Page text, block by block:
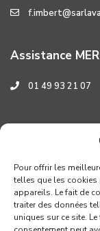
Pour offrir les
telles que les cookies
appareils. Le fait de
traiter des données
uniques sur ce site.
Assistance
01 49 93 21 07
Assistance